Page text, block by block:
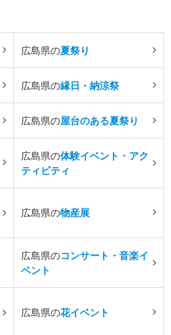
広島県の夏祭り
広島県の縁日・納涼祭
広島県の屋台のある夏祭り
広島県の体験イベント・アク
ティビティ
広島県の物産展
広島県のコンサート・音楽イ
ベント
広島県の花イベント